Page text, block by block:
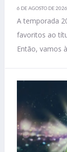
6 DE AGOSTO DE 2026
A temporada
favoritos ao
Então, vamos